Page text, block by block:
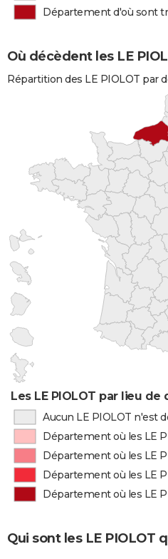
Département d'où sont
Où décèdent les LE
Répartition des LE PIOLOT par
Les LE PIOLOT par lieu de
Aucun LE PIOLOT n'est
Département où les LE
Département où les LE
Département où les LE
Département où les LE
Qui sont les LE PIOLOT